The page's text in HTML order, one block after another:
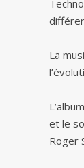
La
et le
Roger